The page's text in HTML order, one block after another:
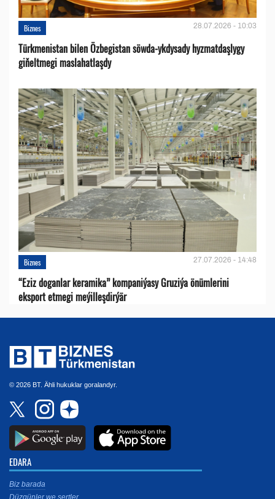
Biznes 28.07.2026 - 10:03
Türkmenistan bilen Özbegistan söwda-ykdysady hyzmatdaşlygy
giňeltmegi maslahatlaşdy
Biznes 27.07.2026 - 14:48
“Eziz doganlar keramika” kompaniýasy Gruziýa önümlerini
eksport etmegi meýilleşdirýär
© 2026 BT. Ähli hukuklar goralandyr.
EDARA
Biz barada
Düzgünler we şertler